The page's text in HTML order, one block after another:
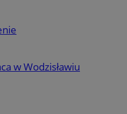
w Wodzisławiu